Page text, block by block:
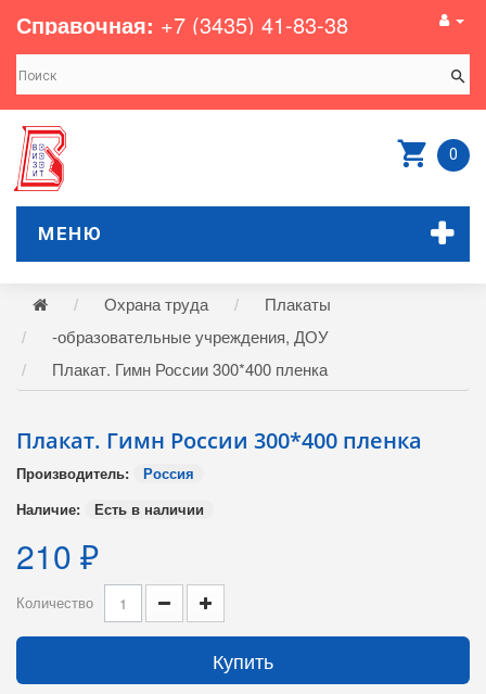
Справочная: +7 (3435) 41-83-38
0
МЕНЮ
Охрана труда
Плакаты
-образовательные учреждения, ДОУ
Плакат. Гимн России 300*400 пленка
Плакат. Гимн России 300*400 пленка
Производитель:
Россия
Наличие:
Есть в наличии
210 ₽
Количество
Купить